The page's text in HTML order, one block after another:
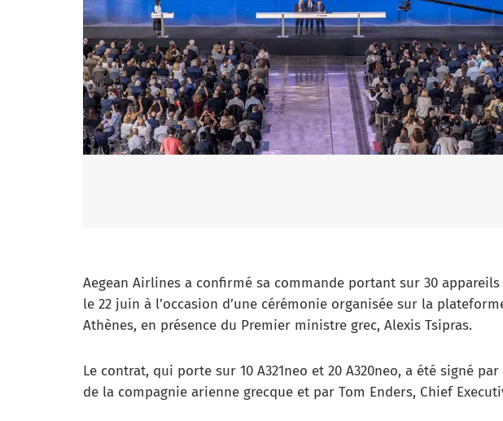
Aegean Airlines a confirmé sa commande portant sur 30
le 22 juin à l’occasion d’une cérémonie organisée sur la
Athènes, en présence du Premier ministre grec, Alexis Tsipras.
Le contrat, qui porte sur 10 A321neo et 20 A320neo, a été signé
de la compagnie arienne grecque et par Tom Enders, Chief